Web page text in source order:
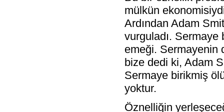
mülkün
Ardından Adam
vurguladı. Sermaye
emeği. Sermayenin
bize dedi ki, Adam
Sermaye birikmiş
yoktur.
Öznelliğin